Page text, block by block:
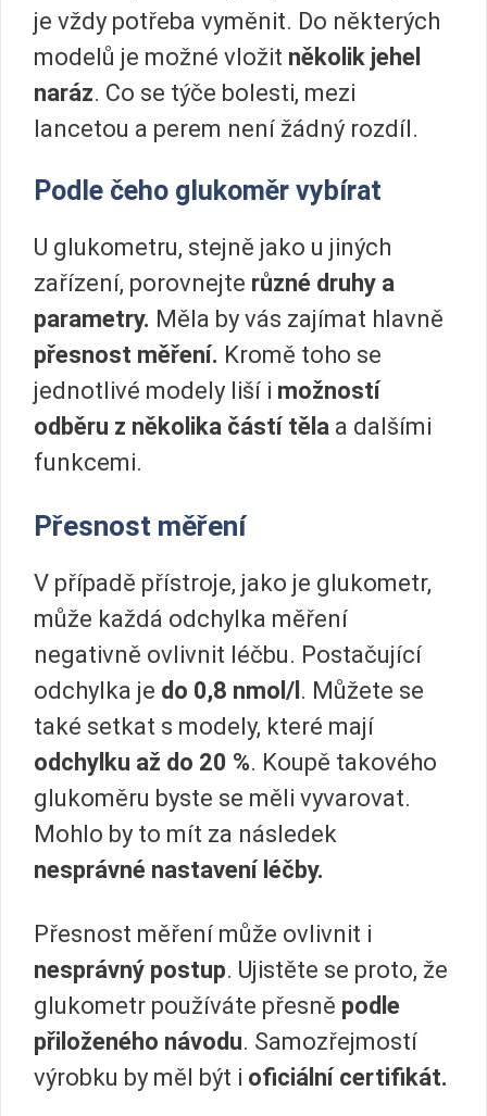
je vždy potřeba vyměnit. Do některých
modelů je možné vložit několik jehel
naráz. Co se týče bolesti, mezi
lancetou a perem není žádný rozdíl.
Podle čeho glukoměr vybírat
U glukometru, stejně jako u jiných
zařízení, porovnejte různé druhy a
parametry. Měla by vás zajímat hlavně
přesnost měření. Kromě toho se
jednotlivé modely liší i možností
odběru z několika částí těla a dalšími
funkcemi.
Přesnost měření
V případě přístroje, jako je glukometr,
může každá odchylka měření
negativně ovlivnit léčbu. Postačující
odchylka je do 0,8 nmol/l . Můžete se
také setkat s modely, které mají
odchylku až do 20 %. Koupě takového
glukoměru byste se měli vyvarovat.
Mohlo by to mít za následek
nesprávné nastavení léčby.
Přesnost měření může ovlivnit i
nesprávný postup. Ujistěte se proto, že
glukometr používáte přesně podle
přiloženého návodu. Samozřejmostí
výrobku by měl být i oficiální certifikát.